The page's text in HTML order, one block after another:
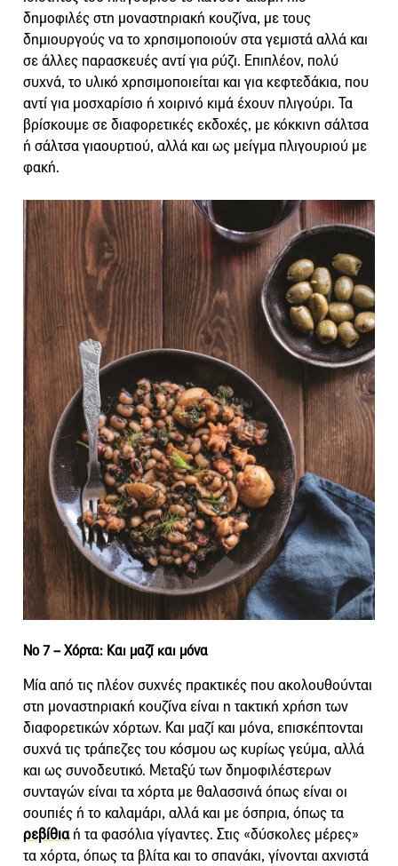
δημοφιλές στη μοναστηριακή κουζίνα, με τους
δημιουργούς να το χρησιμοποιούν στα γεμιστά αλλά και
σε άλλες παρασκευές αντί για ρύζι. Επιπλέον, πολύ
συχνά, το υλικό χρησιμοποιείται και για κεφτεδάκια, που
αντί για μοσχαρίσιο ή χοιρινό κιμά έχουν πλιγούρι. Τα
βρίσκουμε σε διαφορετικές εκδοχές, με κόκκινη σάλτσα
ή σάλτσα γιαουρτιού, αλλά και ως μείγμα πλιγουριού με
φακή.
Νο 7 –Χόρτα: Και μαζί και μόνα
Μία από τις πλέον συχνές πρακτικές που ακολουθούνται
στη μοναστηριακή κουζίνα είναι η τακτική χρήση των
διαφορετικών χόρτων. Και μαζί και μόνα, επισκέπτονται
συχνά τις τράπεζες του κόσμου ως κυρίως γεύμα, αλλά
και ως συνοδευτικό. Μεταξύ των δημοφιλέστερων
συνταγών είναι τα χόρτα με θαλασσινά όπως είναι οι
σουπιές ή το καλαμάρι, αλλά και με όσπρια, όπως τα
ρεβίθιαή τα φασόλια γίγαντες. Στις «δύσκολες μέρες»
τα χόρτα, όπως τα βλίτα και το σπανάκι, γίνονται αχνιστά